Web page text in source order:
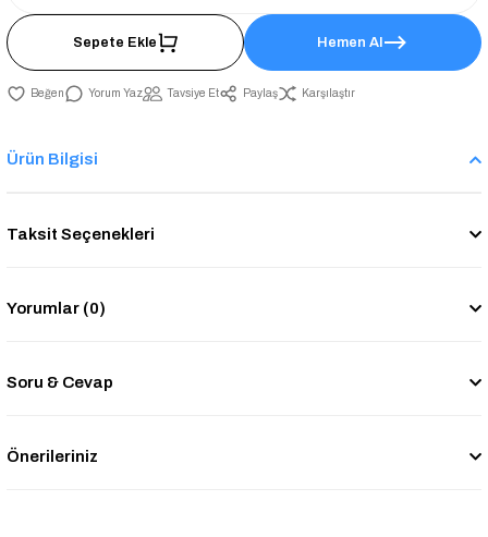
Sepete Ekle Hemen Al
Yorum Yaz Tavsiye Et Paylaş Karşılaştır
Ürün Bilgisi
Taksit Seçenekleri
Yorumlar (0)
Soru & Cevap
Önerileriniz